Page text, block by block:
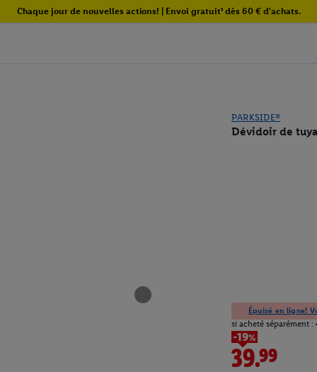
Chaque jour de nouvelles actions! | Envoi gratuit¹ dès 60 € d'achats.
PARKSIDE®
Dévidoir de
Épuisé en ligne!
si acheté séparément :
-19%
39.99